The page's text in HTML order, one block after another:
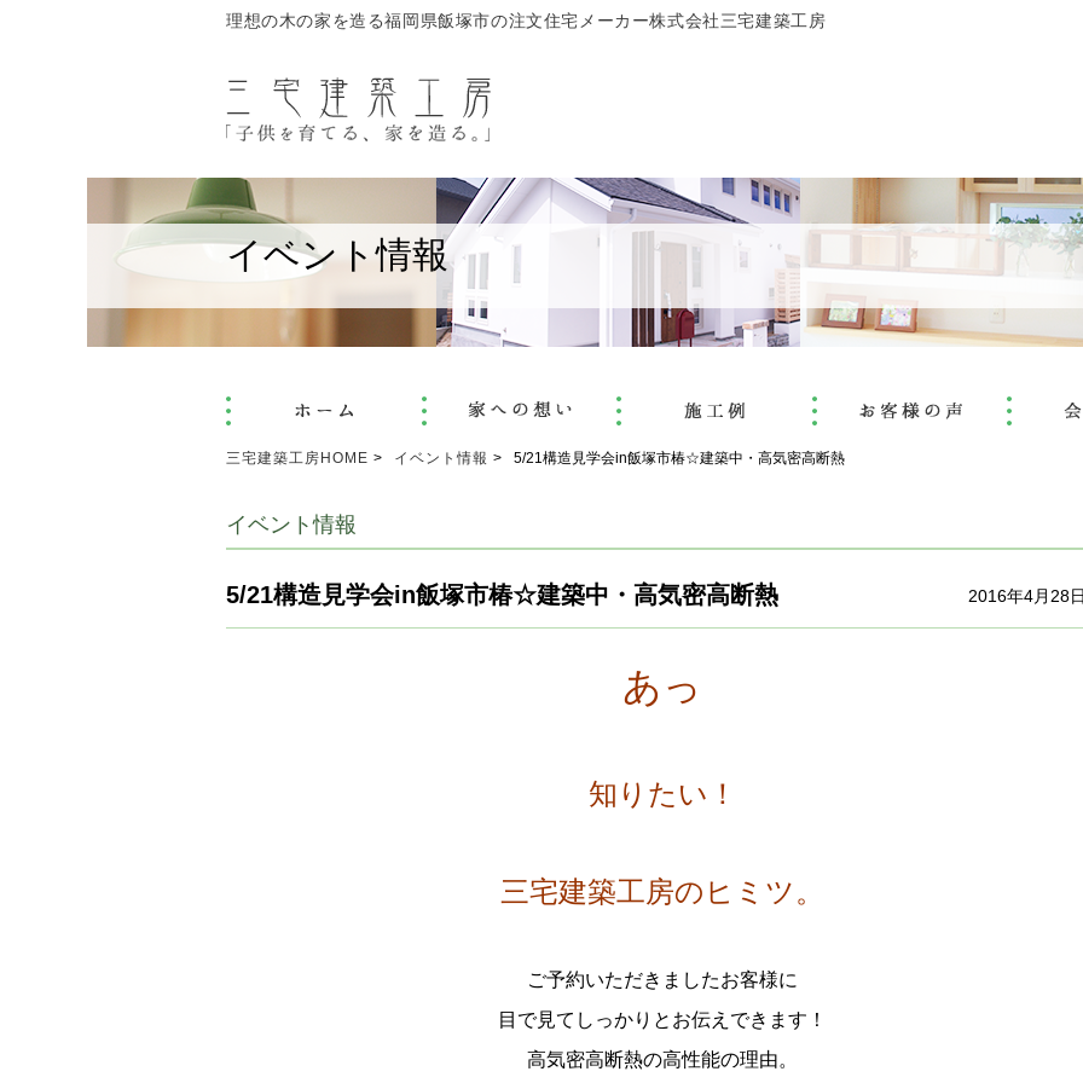
理想の木の家を造る福岡県飯塚市の注文住宅メーカー株式会社三宅建築工房
イベント情報
三宅建築工房HOME イベント情報 5/21構造見学会in飯塚市椿☆建築中・高気密高断熱
イベント情報
5/21構造見学会in飯塚市椿☆建築中・高気密高断熱 2016年4月28
あっ
知りたい！
三宅建築工房のヒミツ。
ご予約いただきましたお客様に
目で見てしっかりとお伝えできます！
高気密高断熱の高性能の理由。